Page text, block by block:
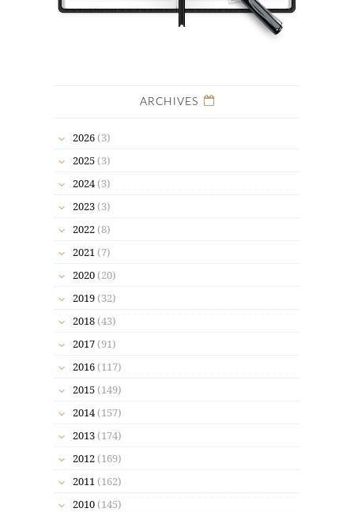
ARCHIVES
2026 (3)
2025 (3)
2024 (3)
2023 (3)
2022 (8)
2021 (7)
2020 (20)
2019 (32)
2018 (43)
2017 (91)
2016 (117)
2015 (149)
2014 (157)
2013 (174)
2012 (169)
2011 (162)
2010 (145)